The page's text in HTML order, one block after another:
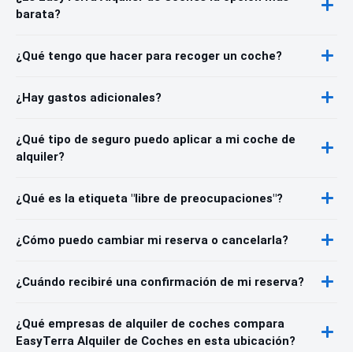
barata?
¿Qué tengo que hacer para recoger un coche?
¿Hay gastos adicionales?
¿Qué tipo de seguro puedo aplicar a mi coche de
alquiler?
¿Qué es la etiqueta "libre de preocupaciones"?
¿Cómo puedo cambiar mi reserva o cancelarla?
¿Cuándo recibiré una confirmación de mi reserva?
¿Qué empresas de alquiler de coches compara
EasyTerra Alquiler de Coches en esta ubicación?